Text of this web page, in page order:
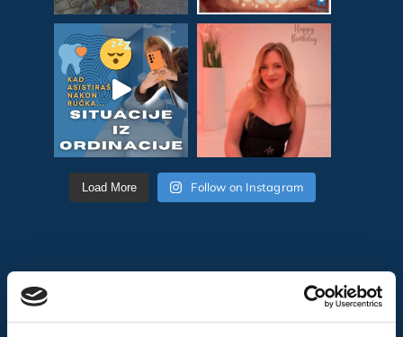
Load More Follow on Instagram